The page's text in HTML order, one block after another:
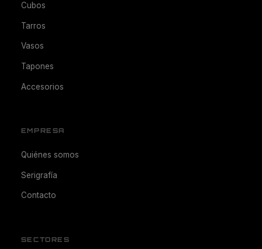
Cubos
Tarros
Vasos
Tapones
Accesorios
EMPRESA
Quiénes somos
Serigrafía
Contacto
SECTORES